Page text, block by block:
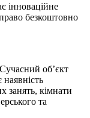
інноваційне
безкоштовно
об’єкт
наявність
занять, кімнати
та